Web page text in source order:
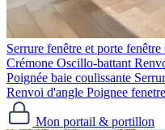
Serrure fenêtre et porte fenêtre
Crémone Oscillo-battant
Poignée baie coulissante
Renvoi d'angle Poignee fenetre
Mon portail & portillon